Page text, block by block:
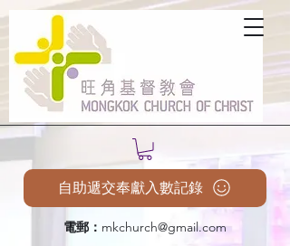
電郵： mkchurch@gmail.com
自助遞交奉獻入數記錄